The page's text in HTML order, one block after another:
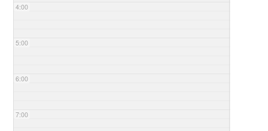
4:00
5:00
6:00
7:00